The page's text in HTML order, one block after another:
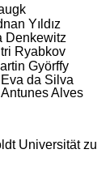
Yıldız
Denkewitz
Ryabkov
Györffy
Eva da Silva
Antunes Alves
Universität zu